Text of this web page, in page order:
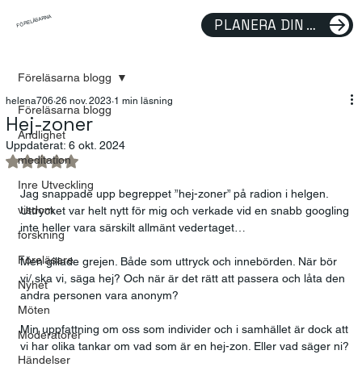
FÖRELÄSARNA PLANERA DIN FÖRELÄSNING
Föreläsarna blogg
Andlighet
meditation
Inre Utveckling
visdom
forskning
Föreläsare
Nyhet
Möten
Moderatorer
Händelser
Föreläsarna blogg
Hej-zoner
helena706 26 nov. 2023 1 min läsning
Uppdaterat: 6 okt. 2024
Betygsatt till NaN av 5 stjärnor.
Jag snappade upp begreppet ”hej-zoner” på radion i helgen.
Uttrycket var helt nytt för mig och verkade vid en snabb googling
inte heller vara särskilt allmänt vedertaget…
Men gillade grejen. Både som uttryck och innebörden. När bör
vi/ ska vi, säga hej? Och när är det rätt att passera och låta den
andra personen vara anonym?
Min uppfattning om oss som individer och i samhället är dock att
vi har olika tankar om vad som är en hej-zon. Eller vad säger ni?